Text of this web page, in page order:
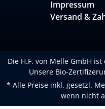
Impressum
Versand &
Die H.F. von Melle GmbH
Unsere Bio-
* Alle Preise inkl. gesetzl.
wenn nicht